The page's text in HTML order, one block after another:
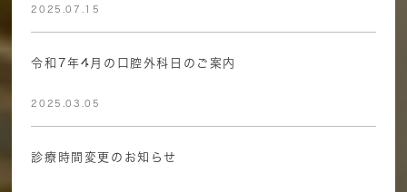
2025.07.15
令和7年4月の口腔外科日のご案内
2025.03.05
診療時間変更のお知らせ